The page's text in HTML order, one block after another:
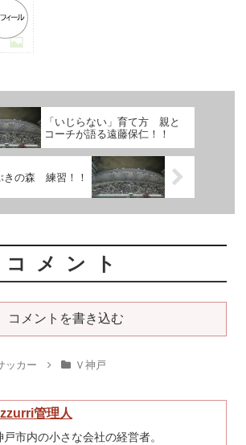
「いじらない」育て方 親と
コーチが語る遠藤保仁！！
きの森 練習！！
コメント
コメントを書き込む
ッカー Ｖ神戸
管理人
戸市内の小さな会社の経営者。